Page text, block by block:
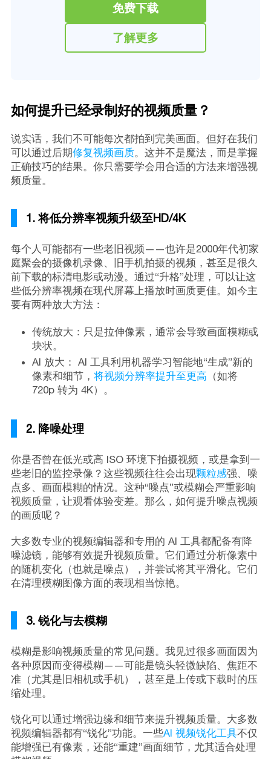
免费下载
了解更多
如何提升已经录制好的视频质量？
说实话，我们不可能每次都拍到完美画面。但好在我们
可以通过后期修复视频画质。这并不是魔法，而是掌握
正确技巧的结果。你只需要学会用合适的方法来增强视
频质量。
1. 将低分辨率视频升级至HD/4K
每个人可能都有一些老旧视频——也许是2000年代初家
庭聚会的摄像机录像、旧手机拍摄的视频，甚至是很久
前下载的标清电影或动漫。通过“升格”处理，可以让这
些低分辨率视频在现代屏幕上播放时画质更佳。如今主
要有两种放大方法：
传统放大：只是拉伸像素，通常会导致画面模糊或
块状。
AI 放大： AI 工具利用机器学习智能地“生成”新的
像素和细节， 将视频分辨率提升至更高 （如将
720p 转为 4K）。
2. 降噪处理
你是否曾在低光或高 ISO 环境下拍摄视频，或是拿到一
些老旧的监控录像？这些视频往往会出现颗粒感强、噪
点多、画面模糊的情况。这种“噪点”或模糊会严重影响
视频质量，让观看体验变差。那么，如何提升噪点视频
的画质呢？
大多数专业的视频编辑器和专用的 AI 工具都配备有降
噪滤镜，能够有效提升视频质量。它们通过分析像素中
的随机变化（也就是噪点），并尝试将其平滑化。它们
在清理模糊图像方面的表现相当惊艳。
3. 锐化与去模糊
模糊是影响视频质量的常见问题。我见过很多画面因为
各种原因而变得模糊——可能是镜头轻微缺陷、焦距不
准（尤其是旧相机或手机），甚至是上传或下载时的压
缩处理。
锐化可以通过增强边缘和细节来提升视频质量。大多数
视频编辑器都有“锐化”功能。一些AI 视频锐化工具不仅
能增强已有像素，还能“重建”画面细节，尤其适合处理